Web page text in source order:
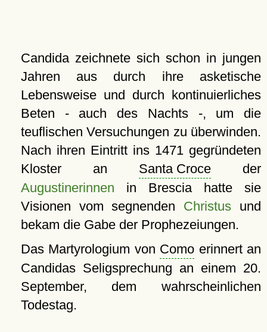
Candida zeichnete sich schon in jungen
Jahren aus durch ihre asketische
Lebensweise und durch kontinuierliches
Beten - auch des Nachts -, um die
teuflischen Versuchungen zu überwinden.
Nach ihren Eintritt ins 1471 gegründeten
Kloster an Santa Croceder
Augustinerinnen in Brescia hatte sie
Visionen vom segnenden Christus und
bekam die Gabe der Prophezeiungen.
Das Martyrologium von Como erinnert an
Candidas Seligsprechung an einem 20.
September, dem wahrscheinlichen
Todestag.